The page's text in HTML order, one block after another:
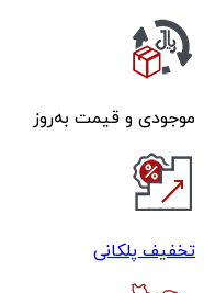
موجودی و قیمت به‌روز
تخفیف پلکانی